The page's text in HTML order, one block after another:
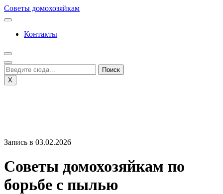
Перейти
к
Советы домохозяйкам
Контакты
X
Запись в 03.02.2026
Советы домохозяйкам по
борьбе с пылью